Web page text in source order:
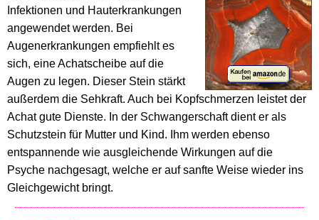
Infektionen und Hauterkrankungen
angewendet werden. Bei
Augenerkrankungen empfiehlt es
sich, eine Achatscheibe auf die
Augen zu legen. Dieser Stein stärkt
außerdem die Sehkraft. Auch bei Kopfschmerzen leistet der
Achat gute Dienste. In der Schwangerschaft dient er als
Schutzstein für Mutter und Kind. Ihm werden ebenso
entspannende wie ausgleichende Wirkungen auf die
Psyche nachgesagt, welche er auf sanfte Weise wieder ins
Gleichgewicht bringt.